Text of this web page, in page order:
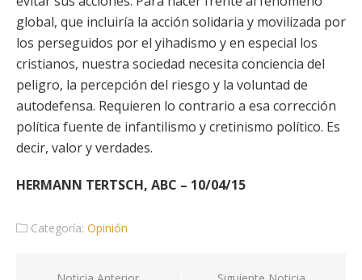
global, que incluiría la acción solidaria y movilizada por
los perseguidos por el yihadismo y en especial los
cristianos, nuestra sociedad necesita conciencia del
peligro, la percepción del riesgo y la voluntad de
autodefensa. Requieren lo contrario a esa corrección
política fuente de infantilismo y cretinismo político. Es
decir, valor y verdades.
HERMANN TERTSCH, ABC – 10/04/15
Categoría: Opinión